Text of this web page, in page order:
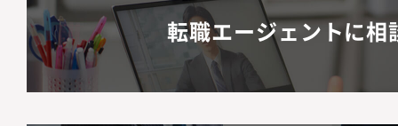
転職エージェントに相